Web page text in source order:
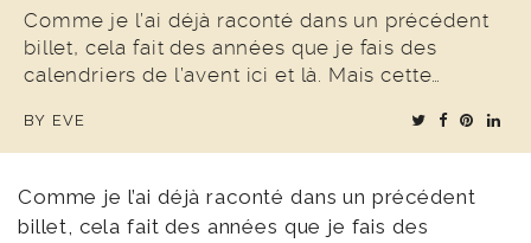
COUP DE COEUR
EDITORIAL
Comme je l’ai déjà raconté dans un précédent
billet, cela fait des années que je fais des
calendriers de l’avent ici et là. Mais cette…
BY EVE
Comme je l’ai déjà raconté dans un précédent
billet, cela fait des années que je fais des